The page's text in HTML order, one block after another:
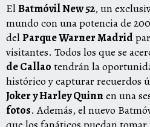
ElBatmóvil New 52, un
mundo con una potencia de
delParque Warner Madrid
visitantes. Todos los que se
de Callao tendrán la
histórico y capturar recuerdos
Joker y Harley Quinnen una
fotos. Además, el nuevo